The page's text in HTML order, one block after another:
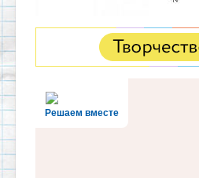
Решаем вместе